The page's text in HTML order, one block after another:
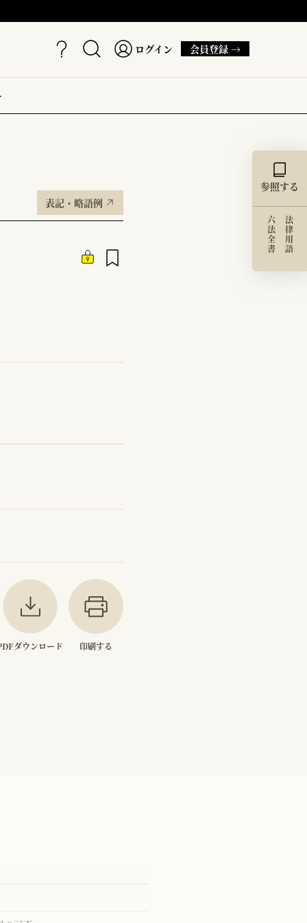
ログイン 会員登録 →
表記・略語例
ダウンロード 印刷する
参照する
法律用語
六法全書